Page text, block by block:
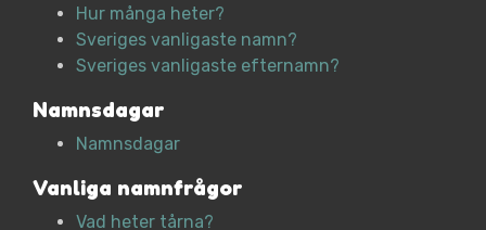
Hur många heter?
Sveriges vanligaste namn?
Sveriges vanligaste efternamn?
Namnsdagar
Namnsdagar
Vanliga namnfrågor
Vad heter tårna?